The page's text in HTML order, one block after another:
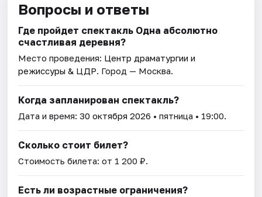
Вопросы и ответы
Где пройдет спектакль Одна абсолютно
счастливая деревня?
Место проведения: Центр драматургии и
режиссуры & ЦДР. Город — Москва.
Когда запланирован спектакль?
Дата и время:30 октября 2026 • пятница • 19:00.
Сколько стоит билет?
Стоимость билета: от 1 200 ₽.
Есть ли возрастные ограничения?